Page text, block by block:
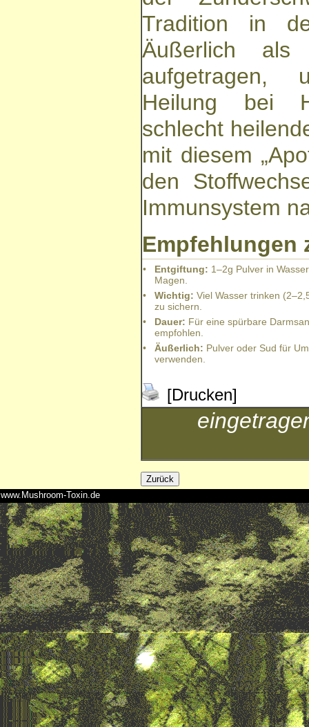
Tradition in
Äußerlich
aufgetragen,
Heilung bei
schlecht
mit diesem
den
Immunsystem
Empfehlungen
• Entgiftung: 1–2g Pulver in
Magen.
•
Wichtig: Viel Wasser trinken
zu sichern.
•
Dauer: Für eine spürbare
empfohlen.
•
Äußerlich: Pulver oder Sud für
verwenden.
[Drucken]
www.Mushroom-Toxin.de